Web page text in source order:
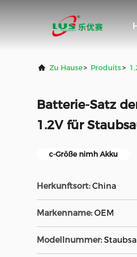
Zu Hause> Produits>
Batterie-Satz
1.2V für
c-Größe nimh Akku
Herkunftsort: China
Markenname: OEM
Modellnummer: